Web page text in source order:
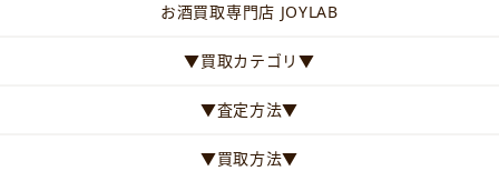
お酒買取専門店 JOYLAB
▼買取カテゴリ▼
▼査定方法▼
▼買取方法▼